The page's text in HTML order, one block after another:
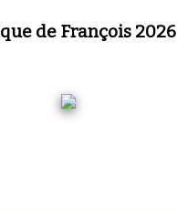
de François 2026